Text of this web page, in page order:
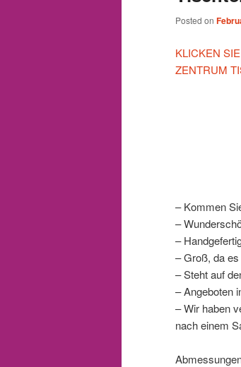
Posted on
KLICKEN
ZENTRUM
– Kommen
–
–
– Groß, da
– Steht auf
– Angeboten
– Wir haben
nach einem